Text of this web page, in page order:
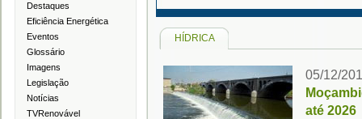
Destaques
Eficiência Energética
Eventos
Glossário
Imagens
Legislação
Notícias
TVRenovável
HÍDRICA
05/12/
até 2026